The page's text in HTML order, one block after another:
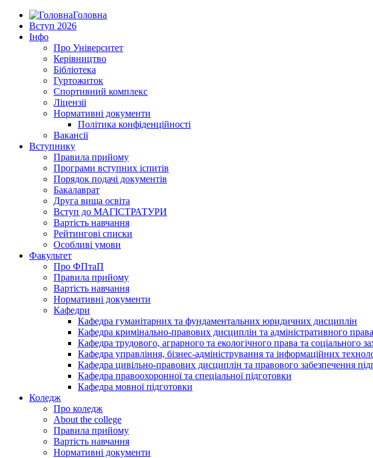
Головна
Вступ 2026
Інфо
Про Університет
Керівництво
Бібліотека
Гуртожиток
Спортивний комплекс
Ліцензіі
Нормативні документи
Політика конфіденційності
Вакансії
Вступнику
Правила прийому
Програми вступних іспитів
Порядок подачі документів
Бакалаврат
Друга вища освіта
Вступ до МАГІСТРАТУРИ
Вартість навчання
Рейтингові списки
Особливі умови
Факультет
Про ФПтаП
Правила прийому
Вартість навчання
Нормативні документи
Кафедри
Кафедра гуманітарних та фундаментальних юридичних дисциплін
Кафедра кримінально-правових дисциплін та адміністративного права
Кафедра трудового, аграрного та екологічного права та соціального
Кафедра управління, бізнес-адміністрування та інформаційних
Кафедра цивільно-правових дисциплін та правового забезпечення
Кафедра правоохоронної та спеціальної підготовки
Кафедра мовної підготовки
Коледж
Про коледж
About the college
Правила прийому
Вартість навчання
Нормативні документи